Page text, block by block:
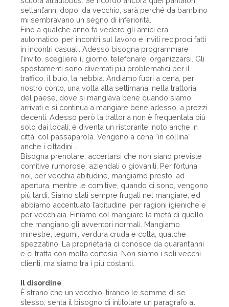
settant’anni dopo, da vecchio, sarà perché da bambino
mi sembravano un segno di inferiorità.
Fino a qualche anno fa vedere gli amici era
automatico, per incontri sul lavoro e inviti reciproci fatti
in incontri casuali. Adesso bisogna programmare
l’invito, scegliere il giorno, telefonare, organizzarsi. Gli
spostamenti sono diventati più problematici per il
traffico, il buio, la nebbia. Andiamo fuori a cena, per
nostro conto, una volta alla settimana, nella trattoria
del paese, dove si mangiava bene quando siamo
arrivati e si continua a mangiare bene adesso, a prezzi
decenti. Adesso però la trattoria non è frequentata più
solo dai locali; è diventa un ristorante, noto anche in
città, col passaparola. Vengono a cena “in collina”
anche i cittadini .
Bisogna prenotare, accertarsi che non siano previste
comitive rumorose, aziendali o giovanili. Per fortuna
noi, per vecchia abitudine, mangiamo presto, ad
apertura, mentre le comitive, quando ci sono, vengono
più tardi. Siamo stati sempre frugali nel mangiare, ed
abbiamo accentuato l’abitudine, per ragioni igieniche e
per vecchiaia. Finiamo col mangiare la metà di quello
che mangiano gli avventori normali. Mangiamo
minestre, legumi, verdura cruda e cotta, qualche
spezzatino. La proprietaria ci conosce da quarant’anni
e ci tratta con molta cortesia. Non siamo i soli vecchi
clienti, ma siamo tra i più costanti.
Il disordine
È strano che un vecchio, tirando le somme di se
stesso, senta il bisogno di intitolare un paragrafo al